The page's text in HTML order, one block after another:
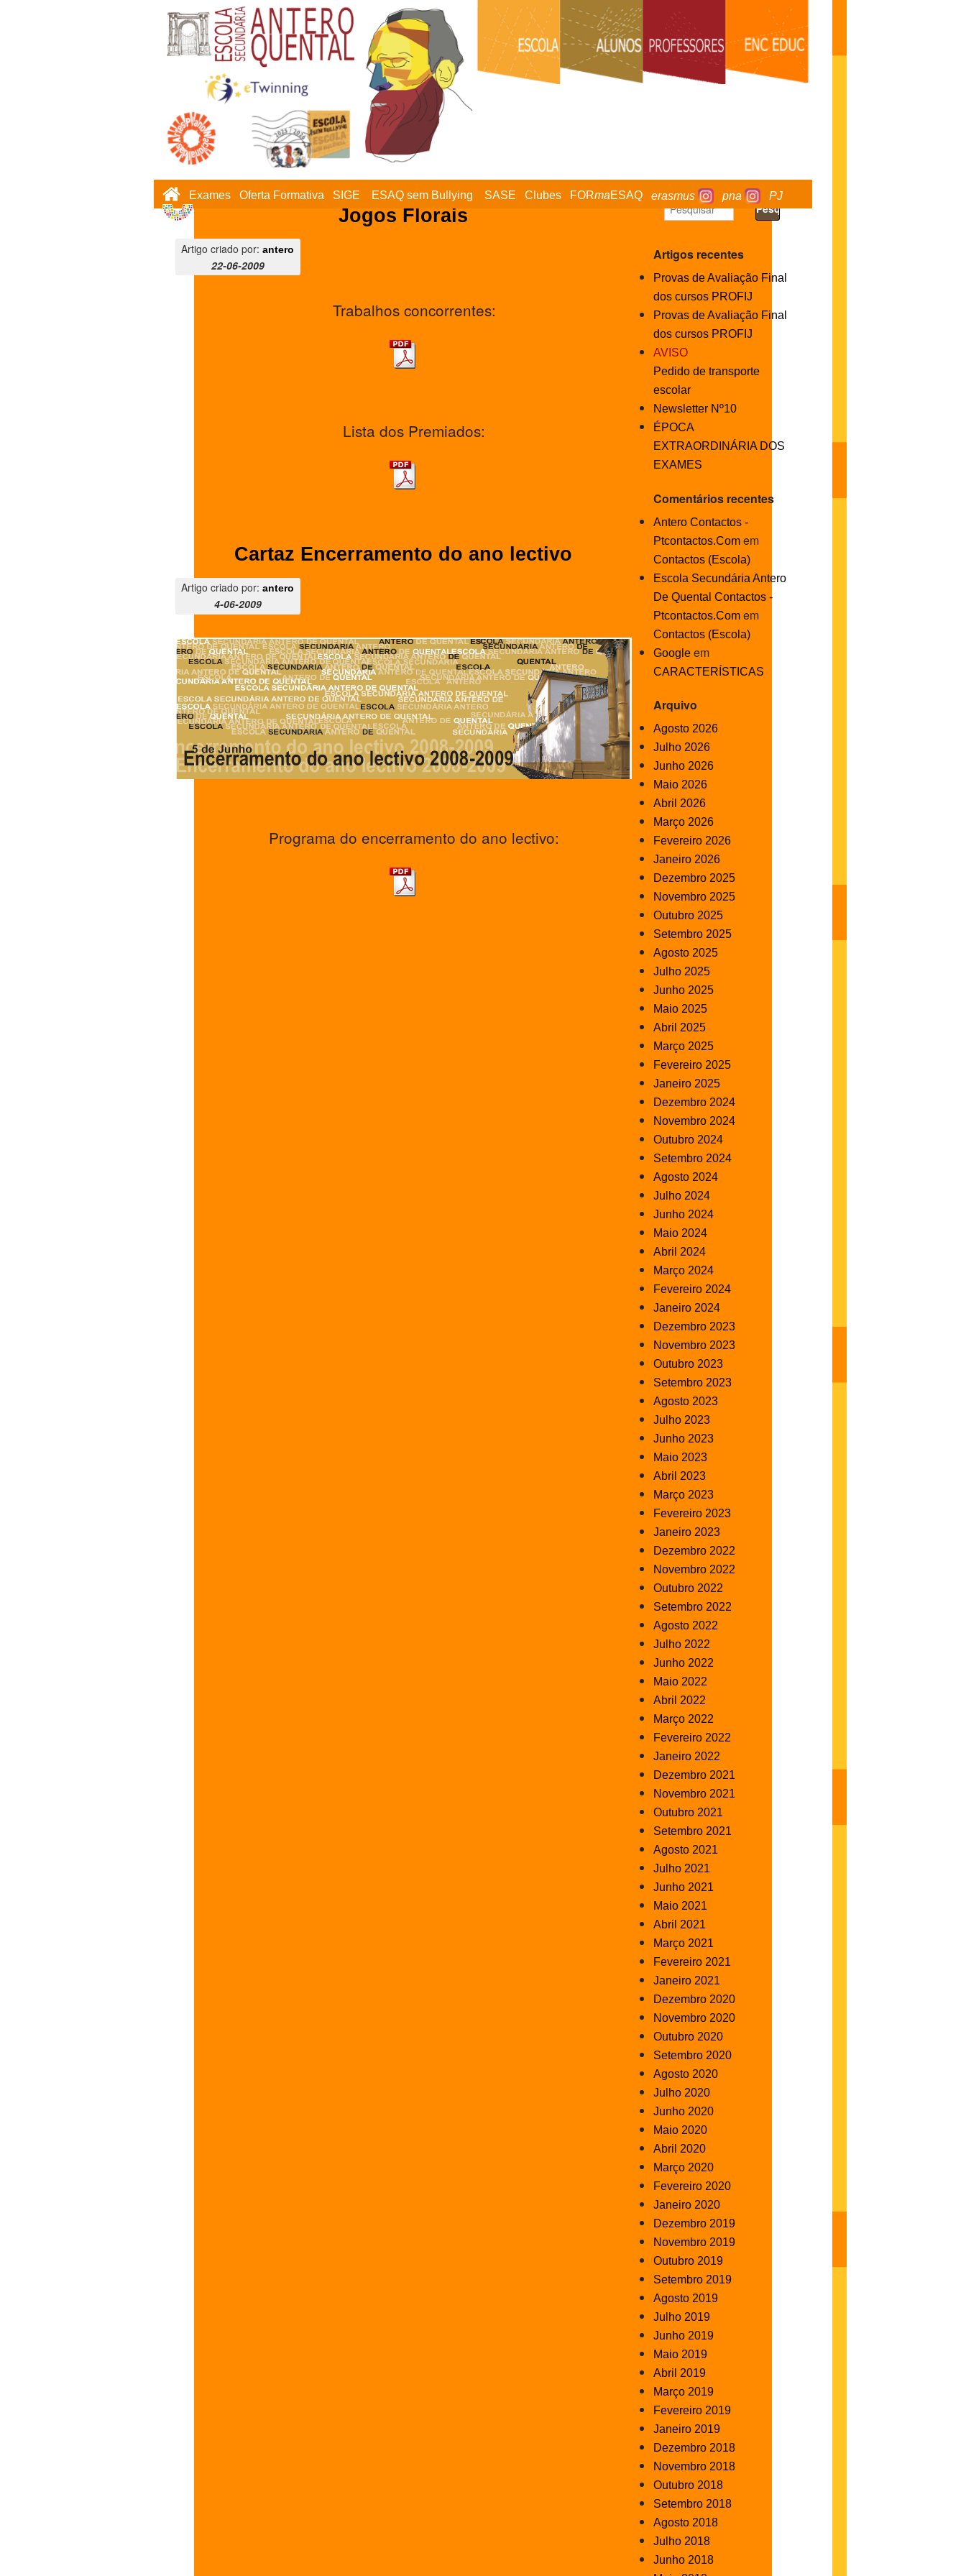
Exames Oferta Formativa SIGE ESAQ sem Bullying SASE Clubes FORmaESAQ erasmus pna PJ
Jogos Florais
Artigo criado por:antero
22-06-2009
Trabalhos concorrentes:
Lista dos Premiados:
Cartaz Encerramento do ano lectivo
Artigo criado por:antero
4-06-2009
Programa do encerramento do ano lectivo:
Artigos recentes
Provas de Avaliação Final
dos cursos PROFIJ
Provas de Avaliação Final
dos cursos PROFIJ
AVISO
Pedido de transporte
escolar
Newsletter Nº10
ÉPOCA
EXTRAORDINÁRIA DOS
EXAMES
Comentários recentes
Antero Contactos -
Ptcontactos.Comem
Contactos (Escola)
Escola Secundária Antero
De Quental Contactos -
Ptcontactos.Comem
Contactos (Escola)
Googleem
CARACTERÍSTICAS
Arquivo
Agosto 2026
Julho 2026
Junho 2026
Maio 2026
Abril 2026
Março 2026
Fevereiro 2026
Janeiro 2026
Dezembro 2025
Novembro 2025
Outubro 2025
Setembro 2025
Agosto 2025
Julho 2025
Junho 2025
Maio 2025
Abril 2025
Março 2025
Fevereiro 2025
Janeiro 2025
Dezembro 2024
Novembro 2024
Outubro 2024
Setembro 2024
Agosto 2024
Julho 2024
Junho 2024
Maio 2024
Abril 2024
Março 2024
Fevereiro 2024
Janeiro 2024
Dezembro 2023
Novembro 2023
Outubro 2023
Setembro 2023
Agosto 2023
Julho 2023
Junho 2023
Maio 2023
Abril 2023
Março 2023
Fevereiro 2023
Janeiro 2023
Dezembro 2022
Novembro 2022
Outubro 2022
Setembro 2022
Agosto 2022
Julho 2022
Junho 2022
Maio 2022
Abril 2022
Março 2022
Fevereiro 2022
Janeiro 2022
Dezembro 2021
Novembro 2021
Outubro 2021
Setembro 2021
Agosto 2021
Julho 2021
Junho 2021
Maio 2021
Abril 2021
Março 2021
Fevereiro 2021
Janeiro 2021
Dezembro 2020
Novembro 2020
Outubro 2020
Setembro 2020
Agosto 2020
Julho 2020
Junho 2020
Maio 2020
Abril 2020
Março 2020
Fevereiro 2020
Janeiro 2020
Dezembro 2019
Novembro 2019
Outubro 2019
Setembro 2019
Agosto 2019
Julho 2019
Junho 2019
Maio 2019
Abril 2019
Março 2019
Fevereiro 2019
Janeiro 2019
Dezembro 2018
Novembro 2018
Outubro 2018
Setembro 2018
Agosto 2018
Julho 2018
Junho 2018